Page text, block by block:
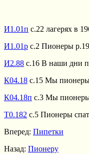
И1.01п с.22 лагерях в
И1.01р с.2 Пионеры
И2.88 с.16 В наши дни
К04.18 с.15 Мы
К04.18п с.3 Мы
Т0.182 с.5 Пионеры
Вперед: Пипетки
Назад: Пионеру